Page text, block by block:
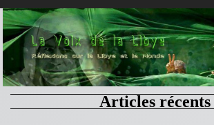
Articles récents